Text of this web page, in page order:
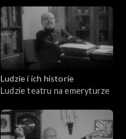
Ludzie i ich historie
Ludzie teatru na emeryturze